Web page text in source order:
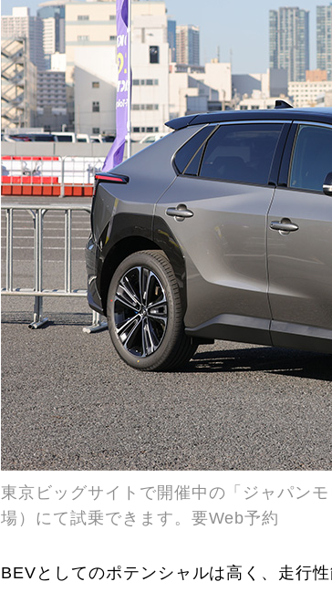
東京ビッグサイトで開催中の「ジャパン
場）にて試乗できます。要Web予約
BEVとしてのポテンシャルは高く、走行